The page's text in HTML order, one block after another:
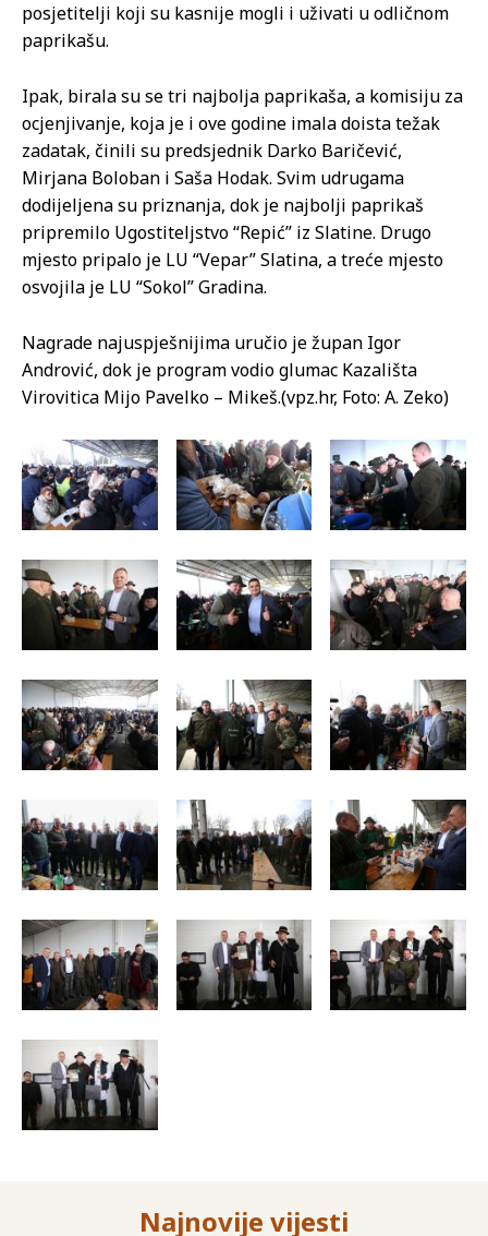
posjetitelji koji su kasnije mogli i uživati u odličnom
paprikašu.
Ipak, birala su se tri najbolja paprikaša, a komisiju za
ocjenjivanje, koja je i ove godine imala doista težak
zadatak, činili su predsjednik Darko Baričević,
Mirjana Boloban i Saša Hodak. Svim udrugama
dodijeljena su priznanja, dok je najbolji paprikaš
pripremilo Ugostiteljstvo “Repić” iz Slatine. Drugo
mjesto pripalo je LU “Vepar” Slatina, a treće mjesto
osvojila je LU “Sokol” Gradina.
Nagrade najuspješnijima uručio je župan Igor
Andrović, dok je program vodio glumac Kazališta
Virovitica Mijo Pavelko – Mikeš.(vpz.hr, Foto: A. Zeko)
Najnovije vijesti